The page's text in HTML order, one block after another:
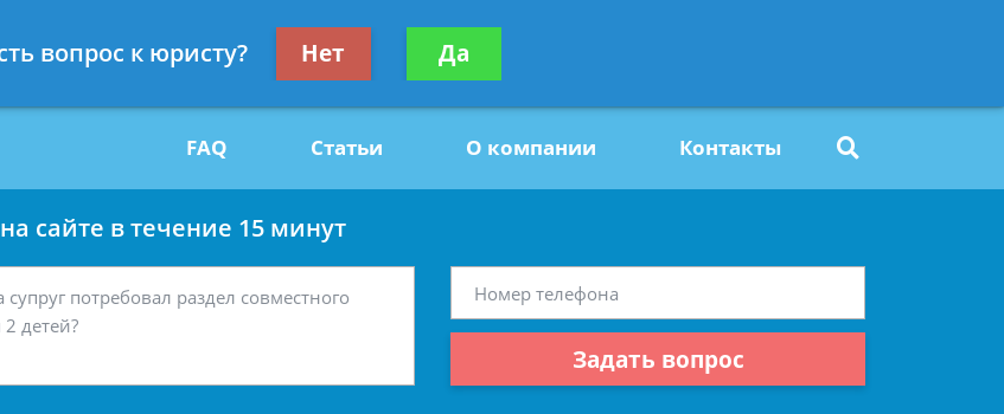
Получите консультацию
бесплатно
FAQ Статьи О компании Контакты
сайте в течение 15 минут
Задать вопрос
вопрос к юристу? Нет Да